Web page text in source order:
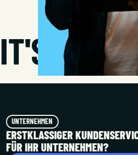
IT'S
FOOTER
GEVEKOM
UNTERNEHMEN
ERSTKLASSIGER
FÜR IHR UNTERNEHMEN?